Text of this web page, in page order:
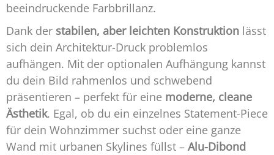
beeindruckende Farbbrillanz.
Dank der stabilen, aber leichten Konstruktion lässt
sich dein Architektur-Druck problemlos
aufhängen. Mit der optionalen Aufhängung kannst
du dein Bild rahmenlos und schwebend
präsentieren – perfekt für eine moderne, cleane
Ästhetik. Egal, ob du ein einzelnes Statement-Piece
für dein Wohnzimmer suchst oder eine ganze
Wand mit urbanen Skylines füllst – Alu-Dibond